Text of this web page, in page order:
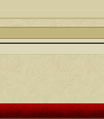
الموضوع
,شآرك بـ رد أو موضوع !!